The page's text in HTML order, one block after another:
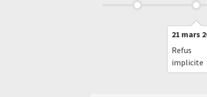
21 mars
Refus
implicite